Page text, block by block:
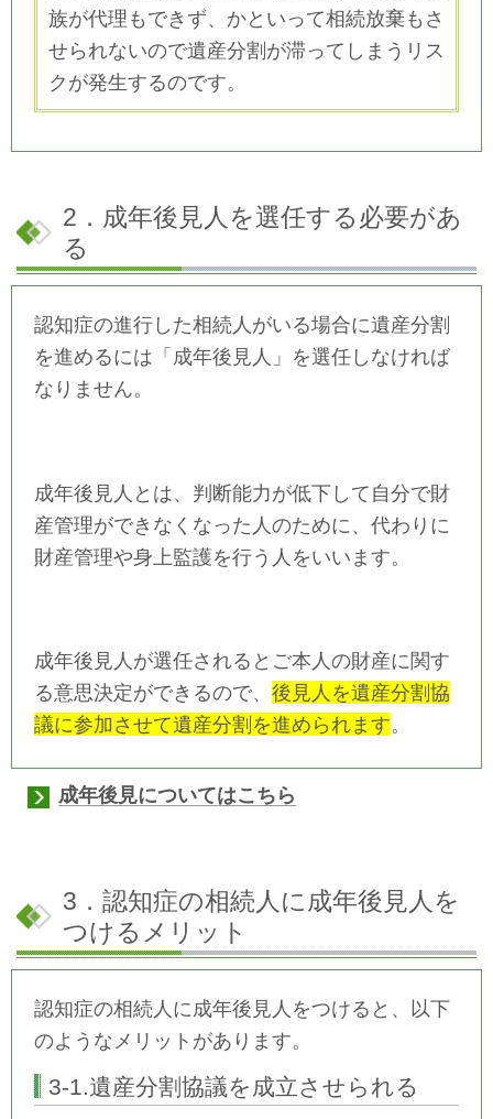
族が代理もできず、かといって相続放棄もさ
せられないので遺産分割が滞ってしまうリス
クが発生するのです。
2．成年後見人を選任する必要があ
る
認知症の進行した相続人がいる場合に遺産分割
を進めるには「成年後見人」を選任しなければ
なりません。
成年後見人とは、判断能力が低下して自分で財
産管理ができなくなった人のために、代わりに
財産管理や身上監護を行う人をいいます。
成年後見人が選任されるとご本人の財産に関す
る意思決定ができるので、 後見人を遺産分割協
議に参加させて遺産分割を進められます。
成年後見についてはこちら
3．認知症の相続人に成年後見人を
つけるメリット
認知症の相続人に成年後見人をつけると、以下
のようなメリットがあります。
3-1.遺産分割協議を成立させられる